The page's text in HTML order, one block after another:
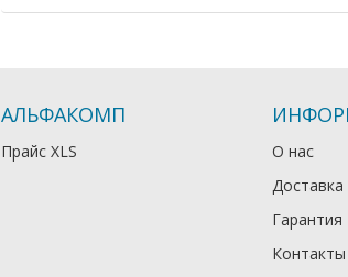
АЛЬФАКОМП
Прайс XLS
О нас
Доставка
Гарантия
Контакты